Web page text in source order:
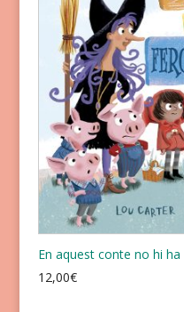
En aquest conte no hi
12,00€